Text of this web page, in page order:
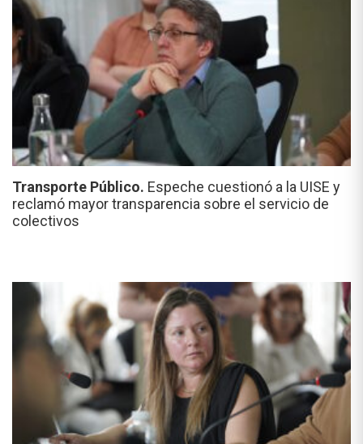
Transporte Público. Espeche cuestionó a la UISE y
reclamó mayor transparencia sobre el servicio de
colectivos